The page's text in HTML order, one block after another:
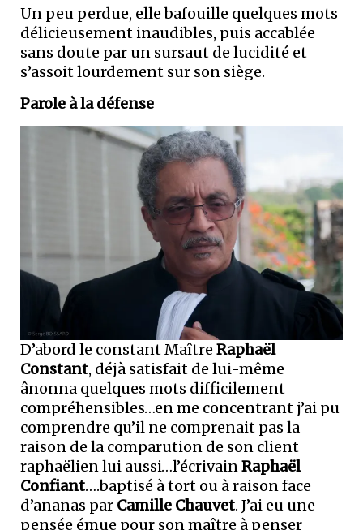
Un peu perdue, elle bafouille quelques mots
délicieusement inaudibles, puis accablée
sans doute par un sursaut de lucidité et
s’assoit lourdement sur son siège.
Parole à la défense
D’abord le constant Maître Raphaël
Constant, déjà satisfait de lui-même
ânonna quelques mots difficilement
compréhensibles…en me concentrant j’ai pu
comprendre qu’il ne comprenait pas la
raison de la comparution de son client
raphaëlien lui aussi…l’écrivainRaphaël
Confiant….baptisé à tort ou à raison face
d’ananas par Camille Chauvet. J’ai eu une
pensée émue pour son maître à penser